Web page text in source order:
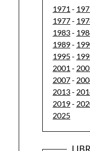
1971 -
1977-
1983-
1989-
1995-
2001 -
2007-
2013-
2019-
2025